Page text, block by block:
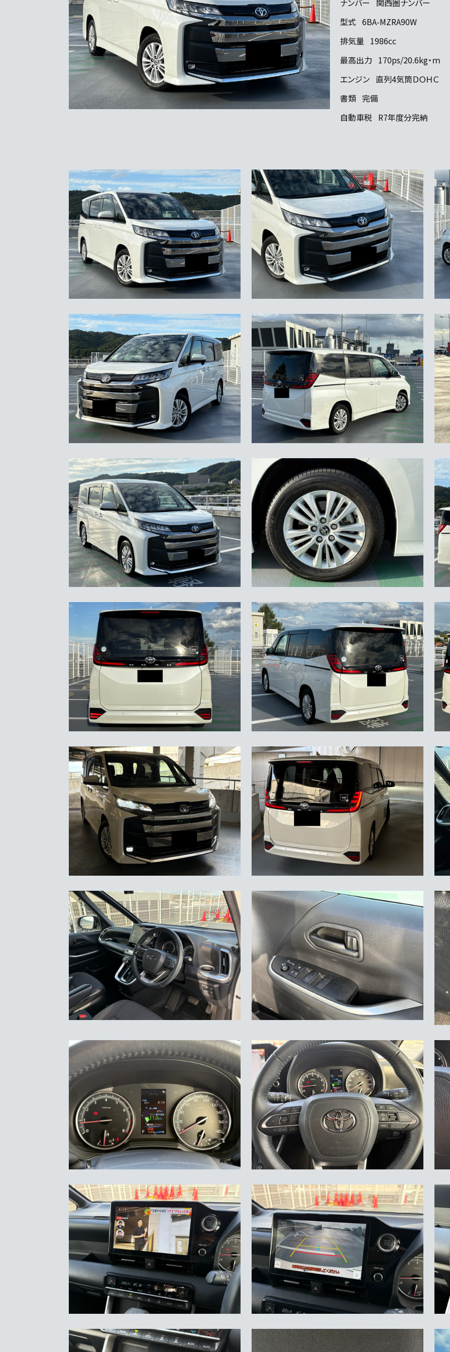
ナンバー
関西圏ナンバー
型式 6BA-MZRA90W
排気量 1986cc
最高出力 170ps/20.6kg・ｍ
エンジン 直列4気筒ＤＯＨＣ
書類 完備
自動車税 R7年度分完納